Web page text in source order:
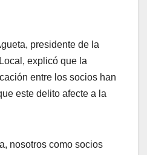
presidente de la
explicó que la
entre los socios han
este delito afecte a la
nosotros como socios